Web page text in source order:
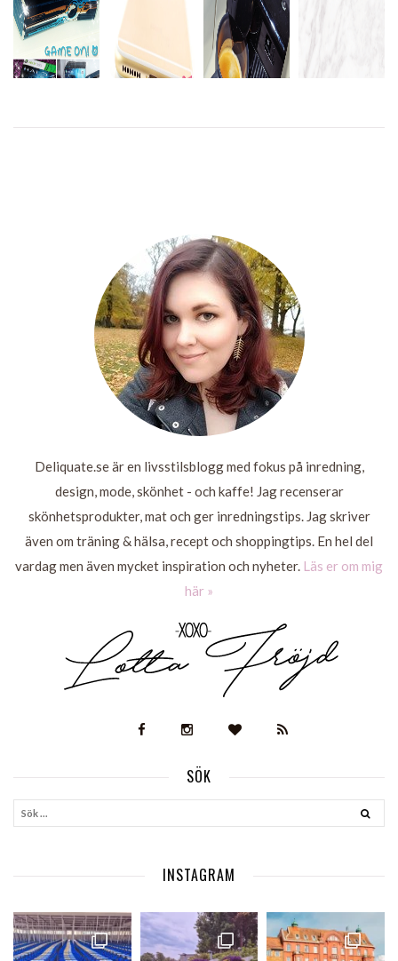
MER LÄS
MER
Deliquate.se är en livsstilsblogg med fokus på inredning,
design, mode, skönhet - och kaffe! Jag recenserar
skönhetsprodukter, mat och ger inredningstips. Jag skriver
även om träning & hälsa, recept och shoppingtips. En hel del
vardag men även mycket inspiration och nyheter. Läs er om mig
här »
SÖK
INSTAGRAM